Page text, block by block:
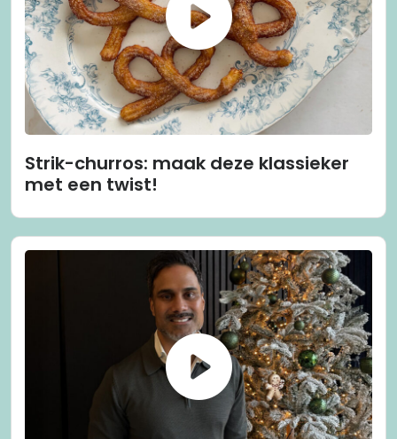
Strik-churros: maak deze klassieker
met een twist!